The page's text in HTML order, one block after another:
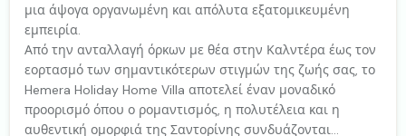
μια άψογα οργανωμένη και απόλυτα εξατομικευμένη
εμπειρία.
Από την ανταλλαγή όρκων με θέα στην Καλντέρα έως τον
εορτασμό των σημαντικότερων στιγμών της ζωής σας, το
Hemera Holiday Home Villa αποτελεί έναν μοναδικό
προορισμό όπου ο ρομαντισμός, η πολυτέλεια και η
αυθεντική ομορφιά της Σαντορίνης συνδυάζονται